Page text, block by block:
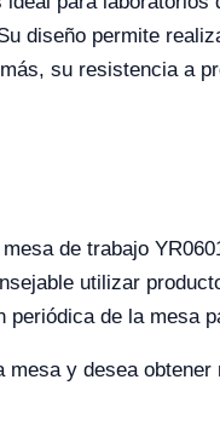
diseño permite
su resistencia a
de trabajo
utilizar
periódica de la mesa
mesa y desea